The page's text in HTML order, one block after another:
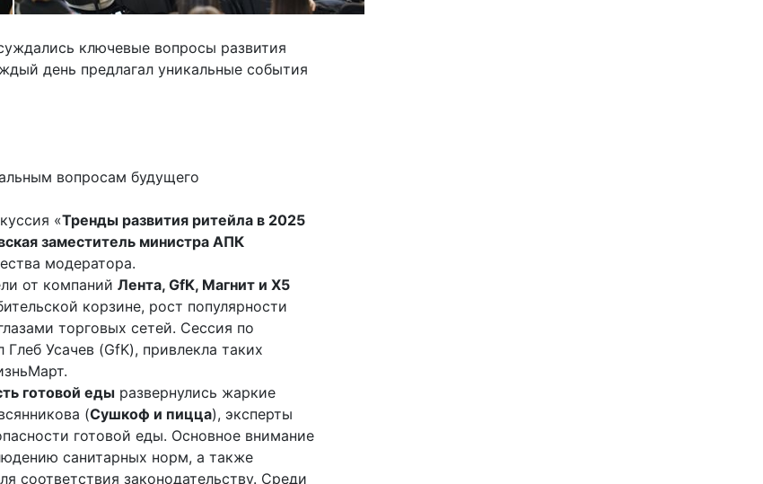
ключевые вопросы развития
день предлагал уникальные события
вопросам будущего
«Тренды развития ритейла в 2025
заместитель министра АПК
модератора.
от компаний Лента, GfK, Магнит и Х5
корзине, рост популярности
торговых сетей. Сессия по
Усачев (GfK), привлекла таких
готовой еды развернулись жаркие
(Сушкоф и пицца), эксперты
готовой еды. Основное внимание
санитарных норм, а также
соответствия законодательству. Среди